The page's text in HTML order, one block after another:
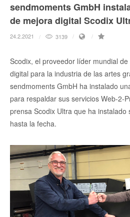
sendmoments GmbH
de mejora digital Scodix
24.2.2021 3139
Scodix, el proveedor líder mundial
digital para la industria de las artes
sendmoments GmbH ha instalado
para respaldar sus servicios Web-2-
prensa Scodix Ultra que ha instalado
hasta la fecha.